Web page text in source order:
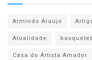
Armindo Araújo
Atualidade
Casa do Artista Amador